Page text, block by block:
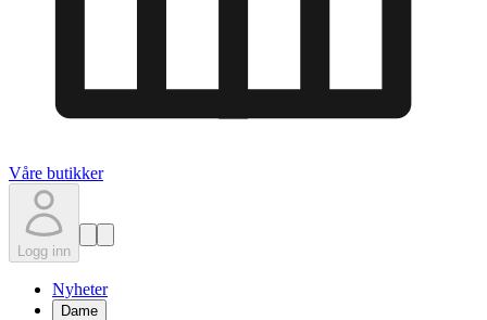
Våre butikker
Logg inn
Nyheter
Dame